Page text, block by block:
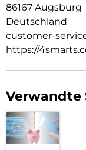
86167 Augsburg
Deutschland
customer-
https://
Verwandte